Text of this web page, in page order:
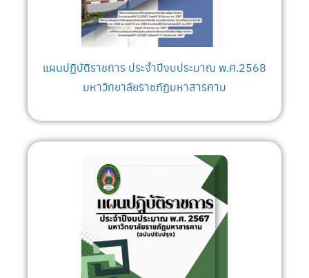
แผนปฏิบัติราชการ ประจำปีงบประมาณ พ.ศ.2568
มหาวิทยาลัยราชภัฏมหาสารคาม